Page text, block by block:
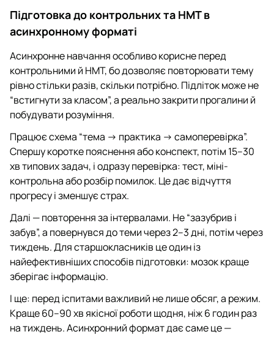
Підготовка до контрольних та НМТ в
асинхронному форматі
Асинхронне навчання особливо корисне перед
контрольними й НМТ, бо дозволяє повторювати тему
рівно стільки разів, скільки потрібно. Підліток може не
“встигнути за класом”, а реально закрити прогалини й
побудувати розуміння.
Працює схема “тема → практика → самоперевірка”.
Спершу коротке пояснення або конспект, потім 15–30
хв типових задач, і одразу перевірка: тест, міні-
контрольна або розбір помилок. Це дає відчуття
прогресу і зменшує страх.
Далі — повторення за інтервалами. Не “зазубрив і
забув”, а повернувся до теми через 2–3 дні, потім через
тиждень. Для старшокласників це один із
найефективніших способів підготовки: мозок краще
зберігає інформацію.
І ще: перед іспитами важливий не лише обсяг, а режим.
Краще 60–90 хв якісної роботи щодня, ніж 6 годин раз
на тиждень. Асинхронний формат дає саме це —